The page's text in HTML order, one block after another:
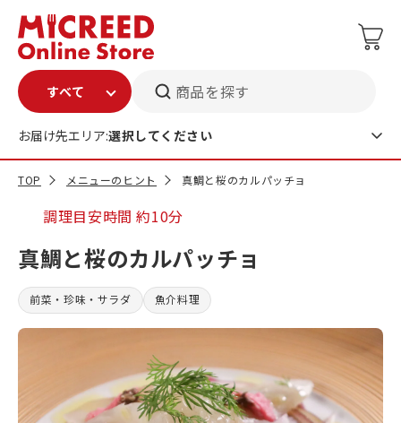
商品を探す
お届け先エリア:選択してください
TOP メニューのヒント 真鯛と桜のカルパッチョ
調理目安時間約10分
真鯛と桜のカルパッチョ
前菜・珍味・サラダ 魚介料理